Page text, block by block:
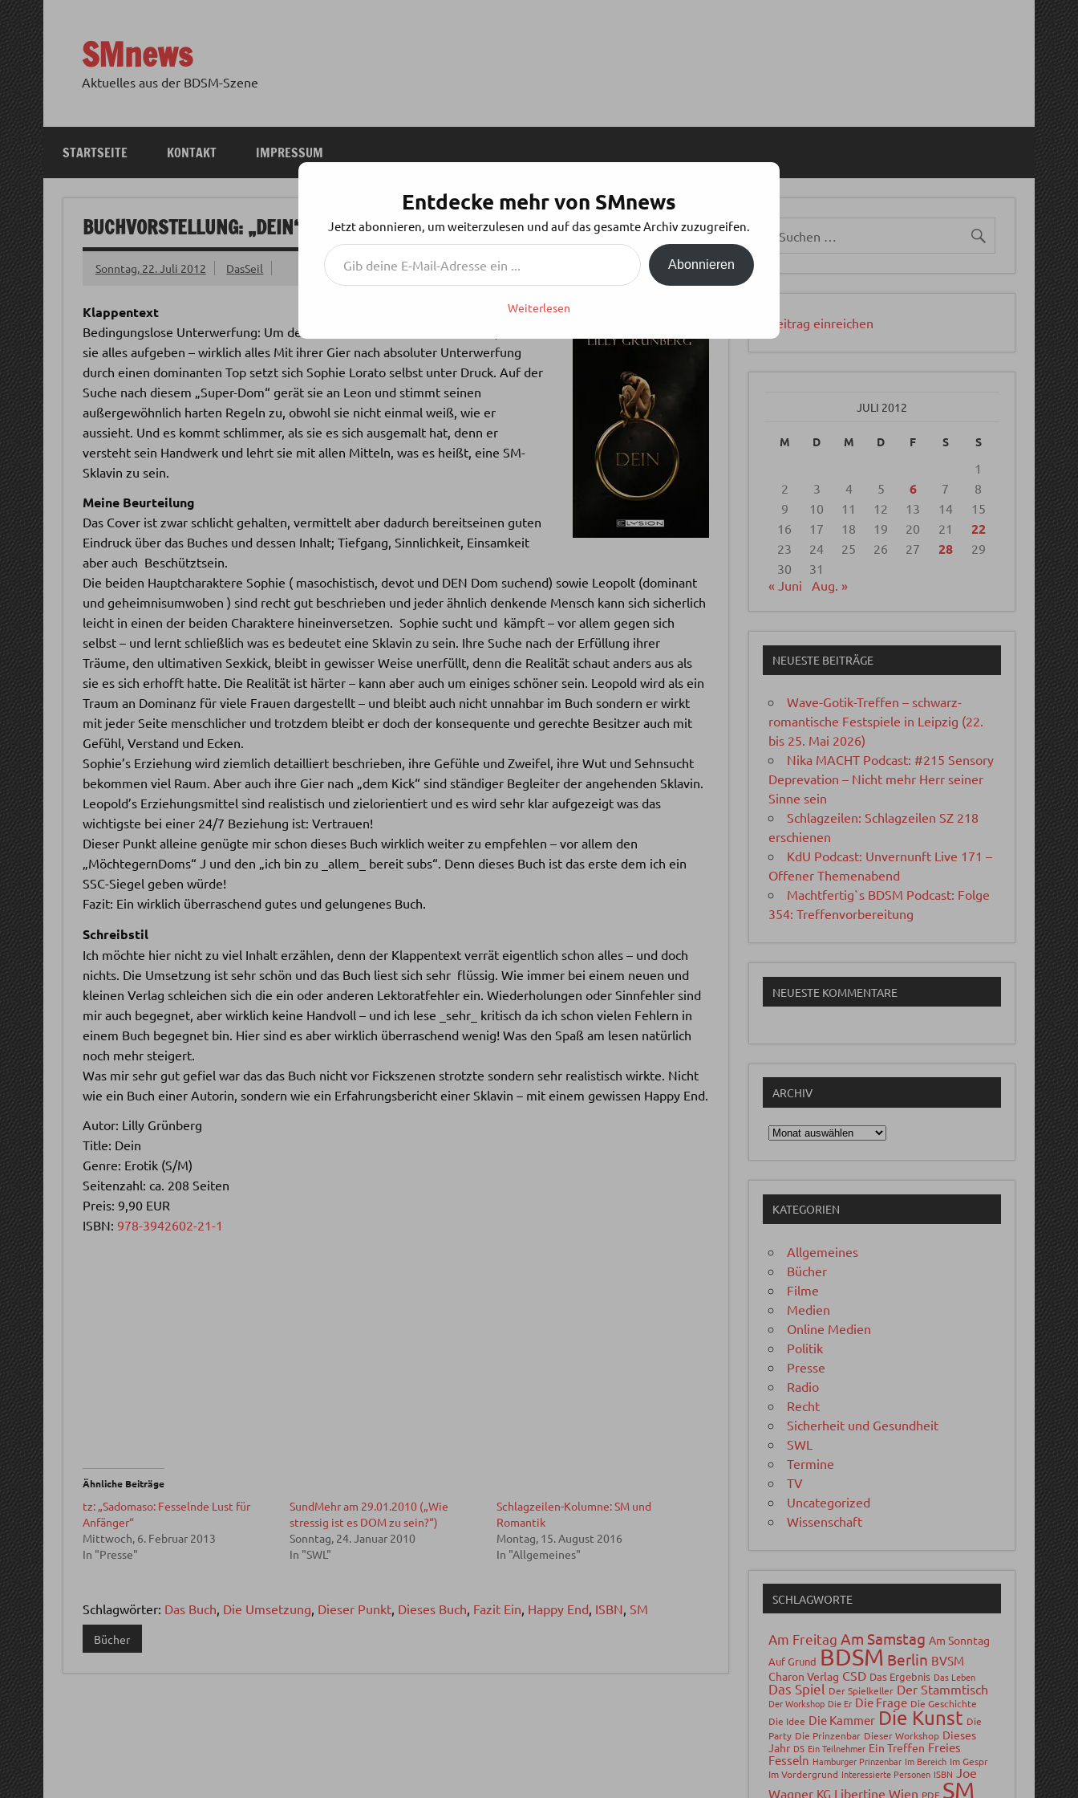
Zum
Inhalt
springen
SMnews
Aktuelles aus der BDSM-Szene
STARTSEITE KONTAKT IMPRESSUM
BUCHVORSTELLUNG: „DEIN“ VON LILLY GRÜNBERG
Sonntag, 22. Juli 2012 DasSeil
Klappentext
Bedingungslose Unterwerfung: Um dem Dom ihrer Träume nahe zu sein, muss
sie alles aufgeben – wirklich alles Mit ihrer Gier nach absoluter Unterwerfung
durch einen dominanten Top setzt sich Sophie Lorato selbst unter Druck. Auf der
Suche nach diesem „Super-Dom“ gerät sie an Leon und stimmt seinen
außergewöhnlich harten Regeln zu, obwohl sie nicht einmal weiß, wie er
aussieht. Und es kommt schlimmer, als sie es sich ausgemalt hat, denn er
versteht sein Handwerk und lehrt sie mit allen Mitteln, was es heißt, eine SM-
Sklavin zu sein.
Meine Beurteilung
Das Cover ist zwar schlicht gehalten, vermittelt aber dadurch bereitseinen guten
Eindruck über das Buches und dessen Inhalt; Tiefgang, Sinnlichkeit, Einsamkeit
aber auch Beschütztsein.
Die beiden Hauptcharaktere Sophie ( masochistisch, devot und DEN Dom suchend) sowie Leopolt (dominant
und geheimnisumwoben ) sind recht gut beschrieben und jeder ähnlich denkende Mensch kann sich sicherlich
leicht in einen der beiden Charaktere hineinversetzen. Sophie sucht und kämpft – vor allem gegen sich
selbst – und lernt schließlich was es bedeutet eine Sklavin zu sein. Ihre Suche nach der Erfüllung ihrer
Träume, den ultimativen Sexkick, bleibt in gewisser Weise unerfüllt, denn die Realität schaut anders aus als
sie es sich erhofft hatte. Die Realität ist härter – kann aber auch um einiges schöner sein. Leopold wird als ein
Traum an Dominanz für viele Frauen dargestellt – und bleibt auch nicht unnahbar im Buch sondern er wirkt
mit jeder Seite menschlicher und trotzdem bleibt er doch der konsequente und gerechte Besitzer auch mit
Gefühl, Verstand und Ecken.
Sophie’s Erziehung wird ziemlich detailliert beschrieben, ihre Gefühle und Zweifel, ihre Wut und Sehnsucht
bekommen viel Raum. Aber auch ihre Gier nach „dem Kick“ sind ständiger Begleiter der angehenden Sklavin.
Leopold’s Erziehungsmittel sind realistisch und zielorientiert und es wird sehr klar aufgezeigt was das
wichtigste bei einer 24/7 Beziehung ist: Vertrauen!
Dieser Punkt alleine genügte mir schon dieses Buch wirklich weiter zu empfehlen – vor allem den
„MöchtegernDoms“ J und den „ich bin zu _allem_ bereit subs“. Denn dieses Buch ist das erste dem ich ein
SSC-Siegel geben würde!
Fazit: Ein wirklich überraschend gutes und gelungenes Buch.
Schreibstil
Ich möchte hier nicht zu viel Inhalt erzählen, denn der Klappentext verrät eigentlich schon alles – und doch
nichts. Die Umsetzung ist sehr schön und das Buch liest sich sehr flüssig. Wie immer bei einem neuen und
kleinen Verlag schleichen sich die ein oder anderen Lektoratfehler ein. Wiederholungen oder Sinnfehler sind
mir auch begegnet, aber wirklich keine Handvoll – und ich lese _sehr_ kritisch da ich schon vielen Fehlern in
einem Buch begegnet bin. Hier sind es aber wirklich überraschend wenig! Was den Spaß am lesen natürlich
noch mehr steigert.
Was mir sehr gut gefiel war das das Buch nicht vor Fickszenen strotzte sondern sehr realistisch wirkte. Nicht
wie ein Buch einer Autorin, sondern wie ein Erfahrungsbericht einer Sklavin – mit einem gewissen Happy End.
Autor: Lilly Grünberg
Title: Dein
Genre: Erotik (S/M)
Seitenzahl: ca. 208 Seiten
Preis: 9,90 EUR
ISBN: 978-3942602-21-1
Ähnliche Beiträge
tz: „Sadomaso: Fesselnde Lust für
Anfänger“
Mittwoch, 6. Februar 2013
In "Presse"
SundMehr am 29.01.2010 („Wie
stressig ist es DOM zu sein?“)
Sonntag, 24. Januar 2010
In "SWL"
Schlagzeilen-Kolumne: SM und
Romantik
Montag, 15. August 2016
In "Allgemeines"
Schlagwörter: Das Buch Die Umsetzung Dieser Punkt, Dieses Buch Fazit Ein Happy End ISBN SM
Bücher
Beitrag einreichen
JULI 2012
M D M D F S S
1
2
3 4 5 6 7
8
9
10 11 12 13 14
15
16
17 18 19 20 21 22
23 24 25 26 27 28
29
30
31
« Juni
Aug. »
NEUESTE BEITRÄGE
Wave-Gotik-Treffen – schwarz-
romantische Festspiele in Leipzig (22.
bis 25. Mai 2026)
Nika MACHT Podcast: #215 Sensory
Deprevation – Nicht mehr Herr seiner
Sinne sein
Schlagzeilen: Schlagzeilen SZ 218
erschienen
KdU Podcast: Unvernunft Live 171 –
Offener Themenabend
Machtfertig`s BDSM Podcast: Folge
354: Treffenvorbereitung
NEUESTE KOMMENTARE
ARCHIV
Archiv
KATEGORIEN
Allgemeines
Bücher
Filme
Medien
Online Medien
Politik
Presse
Radio
Recht
Sicherheit und Gesundheit
SWL
Termine
TV
Uncategorized
Wissenschaft
SCHLAGWORTE
Am Freitag Am Samstag Am Sonntag
Auf Grund BDSM Berlin BVSM
Charon Verlag CSD Das Ergebnis Das Leben
Das Spiel Der Spielkeller Der Stammtisch
Der Workshop Die Er Die Frage Die Geschichte
Die Idee Die Kammer Die Kunst Die
Party Die Prinzenbar Dieser Workshop Dieses
Jahr DS Ein Teilnehmer Ein Treffen Freies
Fesseln Hamburger Prinzenbar Im Bereich Im Gespr
Im Vordergrund Interessierte Personen ISBN
Joe
Wagner KG Libertine Wien PDF SM
Entdecke mehr von SMnews
Jetzt abonnieren, um weiterzulesen und auf das gesamte Archiv zuzugreifen.
Gib deine E-Mail-Adresse ein ...
Abonnieren
Weiterlesen